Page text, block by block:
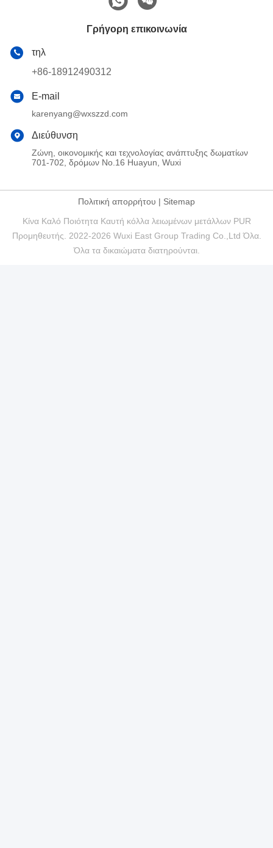
Γρήγορη επικοινωνία
τηλ
+86-18912490312
E-mail
karenyang@wxszzd.com
Διεύθυνση
Ζώνη, οικονομικής και τεχνολογίας ανάπτυξης δωματίων
701-702, δρόμων No.16 Huayun, Wuxi
Πολιτική απορρήτου | Sitemap
Κίνα Καλό Ποιότητα Καυτή κόλλα λειωμένων μετάλλων PUR
Προμηθευτής. 2022-2026 Wuxi East Group Trading Co.,Ltd Όλα.
Όλα τα δικαιώματα διατηρούνται.